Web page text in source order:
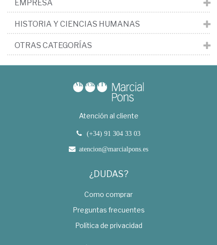
EMPRESA
HISTORIA Y CIENCIAS HUMANAS
OTRAS CATEGORÍAS
Atención al cliente
(+34) 91 304 33 03
atencion@marcialpons.es
¿DUDAS?
Como comprar
Preguntas frecuentes
Política de privacidad